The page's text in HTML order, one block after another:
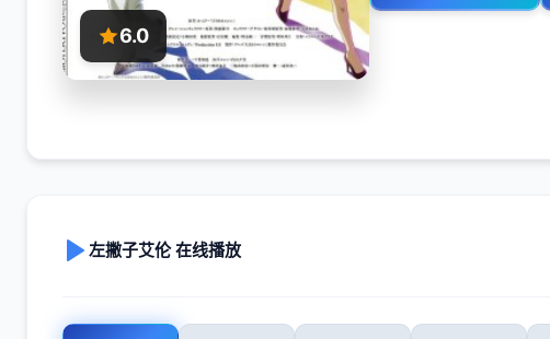
6.0
左撇子艾伦 在线播放